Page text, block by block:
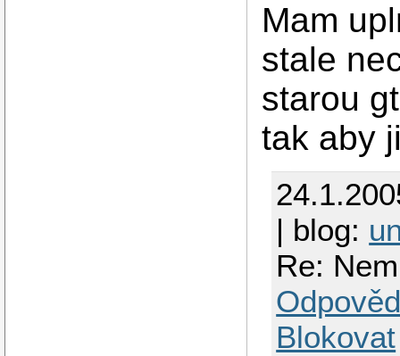
Mam
stale
starou
tak aby
| blog:
Re:
Blokovat